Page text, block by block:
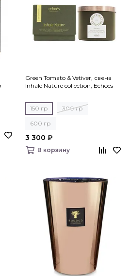
Green Tomato & Vetiver, свеча
Inhale Nature collection, Echoes
150 гр 300 гр
600 гр
3 300 ₽
В корзину